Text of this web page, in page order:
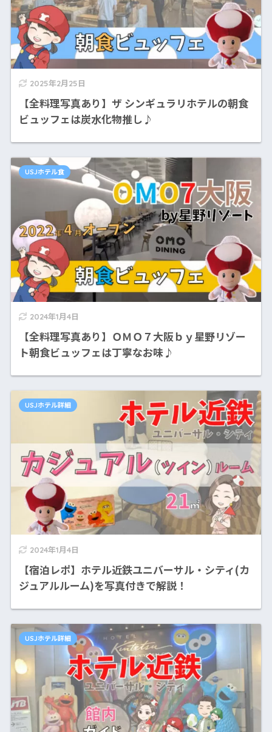
2025年2月25日
【全料理写真あり】ザ シンギュラリホテルの朝食
ビュッフェは炭水化物推し♪
2024年1月4日
【全料理写真あり】ＯＭＯ７大阪ｂｙ星野リゾー
ト朝食ビュッフェは丁寧なお味♪
USJホテル食
2024年1月4日
【宿泊レポ】ホテル近鉄ユニバーサル・シティ(カ
ジュアルルーム)を写真付きで解説！
USJホテル詳細
USJホテル詳細